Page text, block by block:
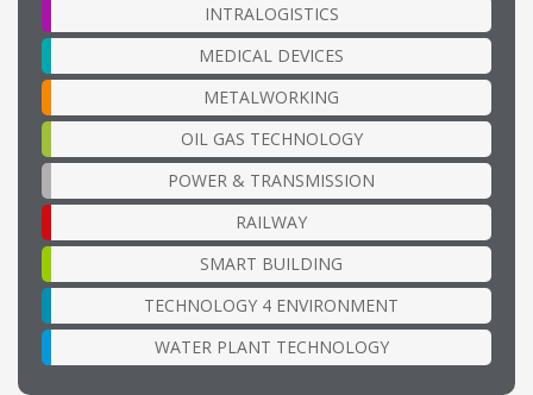
INTRALOGISTICS
MEDICAL DEVICES
METALWORKING
OIL GAS TECHNOLOGY
POWER & TRANSMISSION
RAILWAY
SMART BUILDING
TECHNOLOGY 4 ENVIRONMENT
WATER PLANT TECHNOLOGY